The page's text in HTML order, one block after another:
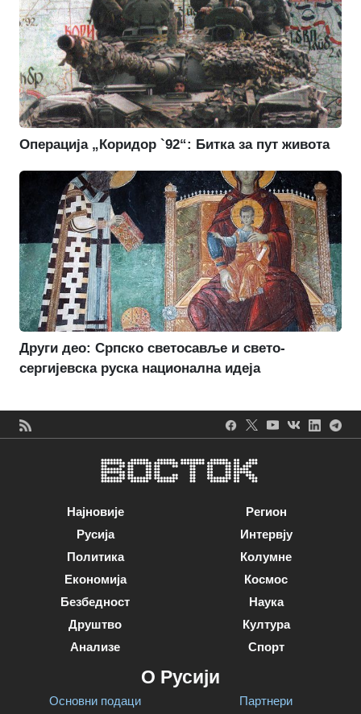
Операција „Коридор `92“: Битка за пут живота
Други део: Српско светосавље и свето-
сергијевска руска национална идеја
Најновије
Русија
Политика
Економија
Безбедност
Друштво
Анализе
Регион
Интервју
Колумне
Космос
Наука
Култура
Спорт
О Русији
Основни подаци Партнери